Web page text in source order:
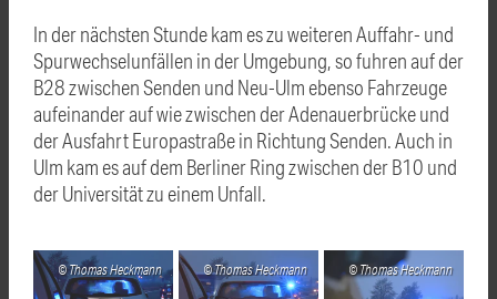
In der nächsten Stunde kam es zu weiteren Auffahr- und
Spurwechselunfällen in der Umgebung, so fuhren auf der
B28 zwischen Senden und Neu-Ulm ebenso Fahrzeuge
aufeinander auf wie zwischen der Adenauerbrücke und
der Ausfahrt Europastraße in Richtung Senden. Auch in
Ulm kam es auf dem Berliner Ring zwischen der B10 und
der Universität zu einem Unfall.
Thomas Heckmann Thomas Heckmann Thomas Heckmann